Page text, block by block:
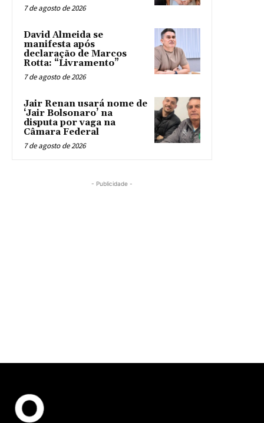
7 de agosto de 2026
David Almeida se
manifesta após
declaração de Marcos
Rotta: “Livramento”
7 de agosto de 2026
Jair Renan usará nome de
‘Jair Bolsonaro’ na
disputa por vaga na
Câmara Federal
7 de agosto de 2026
- Publicidade -